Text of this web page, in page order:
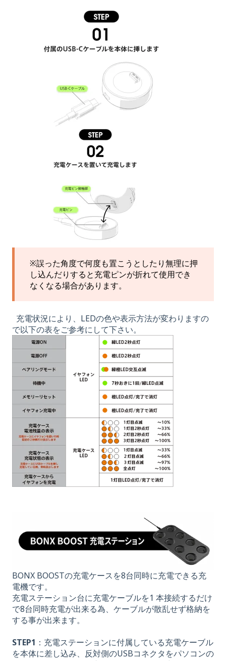
※誤った角度で何度も置こうとしたり無理に押
し込んだりすると充電ピンが折れて使用でき
なくなる場合があります。
充電状況により、 LEDの色や表示方法が変わりますの
で以下の表をご参考にして下さい。
BONX BOOSTの充電ケースを8台同時に充電できる充
電機です。
充電ステーション台に充電ケーブルを1 本接続するだけ
で8台同時充電が出来る為、 ケーブルが散乱せず格納を
する事が出来ます。
STEP1 ：充電ステーションに付属している充電ケーブル
を本体に差し込み、反対側のUSBコネクタをパソコンの